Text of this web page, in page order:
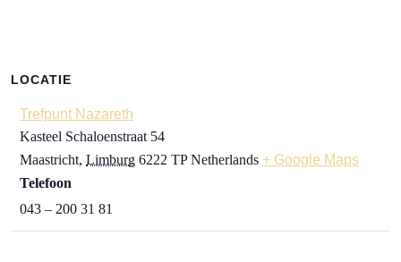
LOCATIE
Trefpunt Nazareth
Kasteel Schaloenstraat 54
Maastricht, Limburg 6222 TP Netherlands + Google Maps
Telefoon
043 – 200 31 81